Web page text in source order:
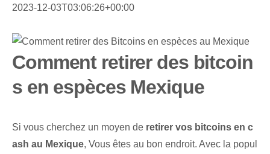
2023-12-03T03:06:26+00:00
Comment retirer des bitcoin
s en espèces Mexique
Si vous cherchez un moyen de retirer vos bitcoins en c
ash au Mexique, Vous êtes au bon endroit. Avec la popul